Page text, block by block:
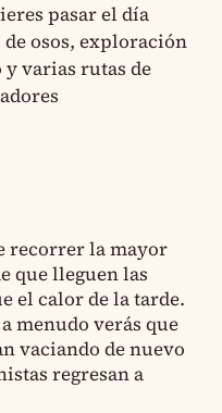
pasar el día
osos, exploración
y varias rutas de
recorrer la mayor
que lleguen las
el calor de la tarde.
menudo verás que
vaciando de nuevo
regresan a